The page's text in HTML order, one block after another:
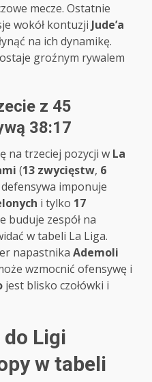
mecze. Ostatnie
wokół kontuzji Jude’a
na ich dynamikę.
groźnym rywalem
z 45
38:17
na trzeciej pozycji w La
(13 zwycięstw, 6
defensywa imponuje
i tylko 17
buduje zespół na
w tabeli La Liga.
napastnika Ademoli
wzmocnić ofensywę i
jest blisko czołówki i
do Ligi
w tabeli